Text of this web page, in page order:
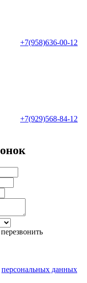
+7(958)636-00-12
+7(929)568-84-12
персональных данных